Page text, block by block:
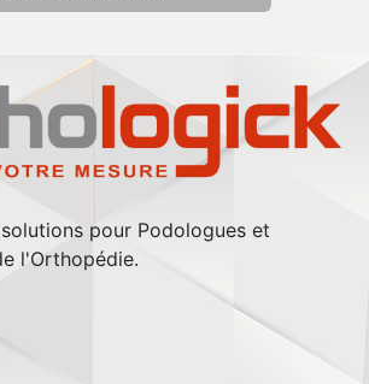
pour Podologues et
l'Orthopédie.